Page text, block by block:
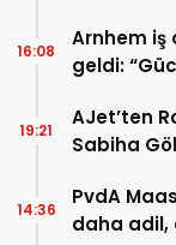
Arnhem iş
geldi:
16:08
AJet’ten
Sabiha
19:21
PvdA
daha adil,
14:36